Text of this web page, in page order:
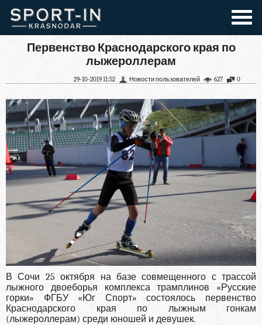
Первенство Краснодарского края по
лыжероллерам
0
627
Новости пользователей
29-10-2019 11:52
В Сочи 25 октября на базе совмещенного с трассой
лыжного двоеборья комплекса трамплинов «Русские
горки» ФГБУ «Юг Спорт» состоялось первенство
Краснодарского края по лыжным гонкам
(лыжероллерам) среди юношей и девушек.